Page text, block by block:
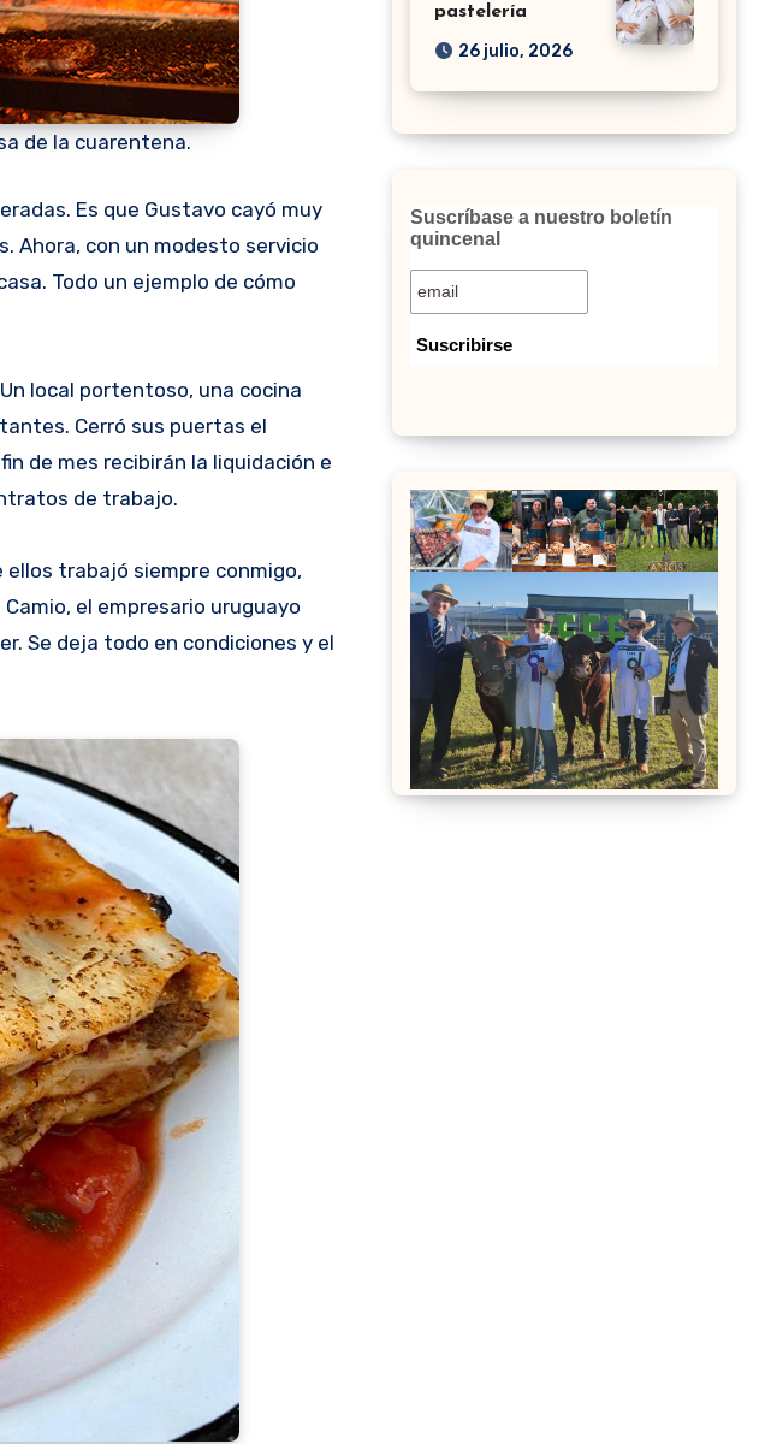
de la cuarentena.
Ahora, con un modesto servicio
Todo un ejemplo de cómo
local portentoso, una cocina
Cerró sus puertas el
de mes recibirán la liquidación e
de trabajo.
ellos trabajó siempre conmigo,
el empresario uruguayo
Se deja todo en condiciones y el
pastelería
26 julio, 2026
Suscríbase a nuestro boletín
quincenal